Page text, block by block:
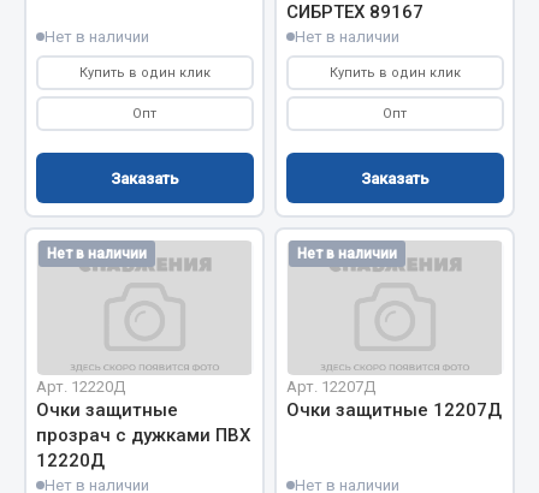
Амортизаторы для полуприцепов
Весь раздел
Запчасти КамАЗ
Двигатель
Система питания
Сцепление
Коробка передач
Коробка передач ZF
Нет в наличии
Купить в один клик
Опт
Заказать
СИБРТЕХ 89167
Нет в наличии
Купить в один клик
Опт
Заказать
Нет в наличии
Арт. 12220Д
Очки защитные
прозрач с дужками ПВХ
12220Д
Нет в наличии
Нет в наличии
Арт. 12207Д
Очки защитные 12207Д
Нет в наличии